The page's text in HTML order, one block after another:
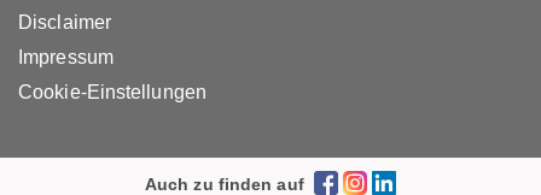
Disclaimer
Impressum
Cookie-Einstellungen
Auch zu finden auf